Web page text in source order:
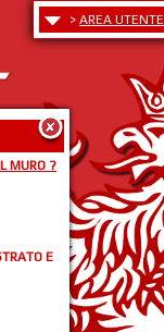
> AREA UTENTE
MURO ?
E